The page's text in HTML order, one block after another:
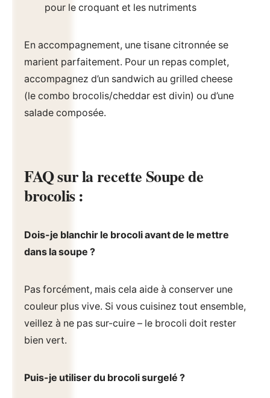
pour le croquant et les nutriments
En accompagnement, une tisane citronnée se
marient parfaitement. Pour un repas complet,
accompagnez d’un sandwich au grilled cheese
(le combo brocolis/cheddar est divin) ou d’une
salade composée.
FAQ sur la recette Soupe de
brocolis :
Dois-je blanchir le brocoli avant de le mettre
dans la soupe ?
Pas forcément, mais cela aide à conserver une
couleur plus vive. Si vous cuisinez tout ensemble,
veillez à ne pas sur-cuire – le brocoli doit rester
bien vert.
Puis-je utiliser du brocoli surgelé ?